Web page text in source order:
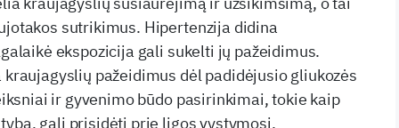
sutrikimus. Hipertenzija didina
ekspozicija gali sukelti jų pažeidimus.
pažeidimus dėl padidėjusio gliukozės
ir gyvenimo būdo pasirinkimai, tokie kaip
gali prisidėti prie ligos vystymosi.